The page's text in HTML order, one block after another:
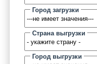
Город загрузки
Страна выгрузки
Город выгрузки